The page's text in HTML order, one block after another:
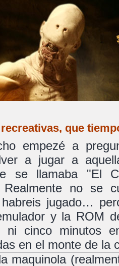
que
empezé a
a jugar a
se llamaba "El
Realmente no se
jugado…
y la ROM
ni cinco minutos
en el monte de la